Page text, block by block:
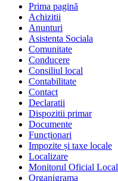
Prima pagină
Achizitii
Anunturi
Asistenta Sociala
Comunitate
Conducere
Consiliul local
Contabilitate
Contact
Declaratii
Dispozitii primar
Documente
Funcționari
Impozite și taxe locale
Localizare
Monitorul Oficial Local
Organigrama